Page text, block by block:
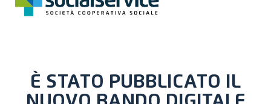
È STATO PUBBLICATO IL